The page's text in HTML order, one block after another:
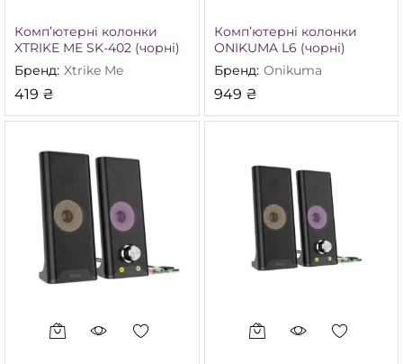
Комп’ютерні колонки
XTRIKE ME SK-402 (чорні)
Бренд: Xtrike Me
419 ₴
Комп’ютерні колонки
ONIKUMA L6 (чорні)
Бренд: Onikuma
949 ₴